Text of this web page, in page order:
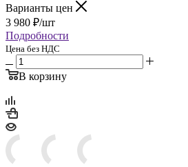
Варианты цен
3 980 ₽/шт
Подробности
Цена без НДС
В корзину